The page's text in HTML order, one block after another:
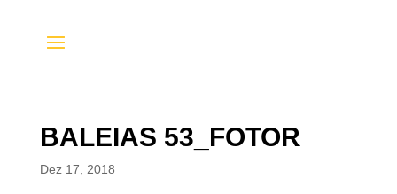
BALEIAS 53_FOTOR
Dez 17, 2018